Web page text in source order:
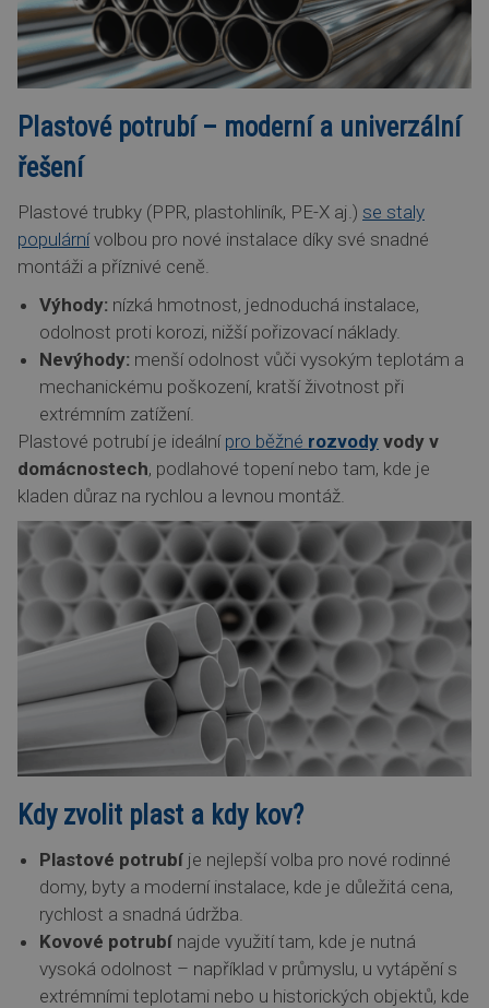
Plastové potrubí – moderní a univerzální
řešení
Plastové trubky (PPR, plastohliník, PE-X aj.) se staly
populárnívolbou pro nové instalace díky své snadné
montáži a příznivé ceně.
Výhody: nízká hmotnost, jednoduchá instalace,
odolnost proti korozi, nižší pořizovací náklady.
Nevýhody: menší odolnost vůči vysokým teplotám a
mechanickému poškození, kratší životnost při
extrémním zatížení.
Plastové potrubí je ideální pro běžné rozvody vody v
domácnostech, podlahové topení nebo tam, kde je
kladen důraz na rychlou a levnou montáž.
Kdy zvolit plast a kdy kov?
Plastové potrubí je nejlepší volba pro nové rodinné
domy, byty a moderní instalace, kde je důležitá cena,
rychlost a snadná údržba.
Kovové potrubí najde využití tam, kde je nutná
vysoká odolnost – například v průmyslu, u vytápění s
extrémními teplotami nebo u historických objektů, kde